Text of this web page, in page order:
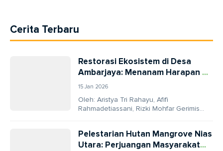
Cerita Terbaru
Restorasi Ekosistem di Desa
Ambarjaya: Menanam Harapan di
Kaki Gunung Gede
15 Jan 2026
Oleh: Aristya Tri Rahayu, Afifi
Rahmadetiassani, Rizki Mohfar Gerimis
Pelestarian Hutan Mangrove Nias
Utara: Perjuangan Masyarakat